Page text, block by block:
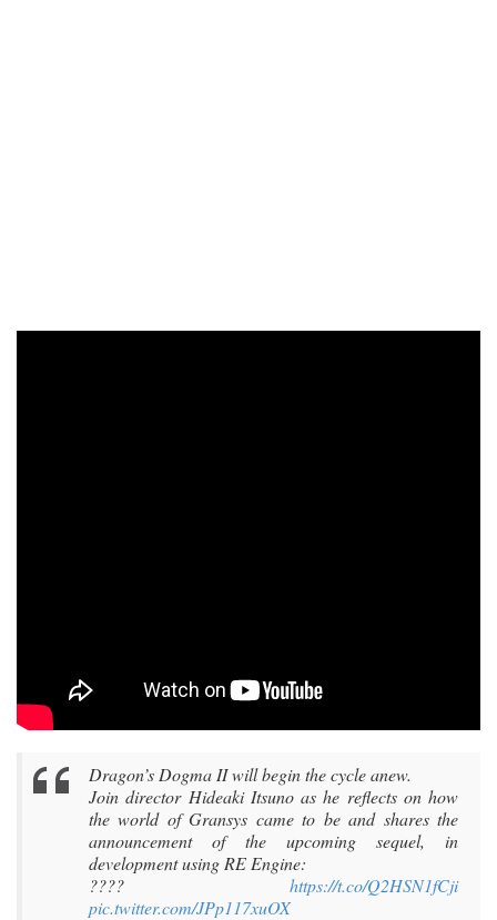
Dragon’s Dogma II will begin the cycle anew.
Join director Hideaki Itsuno as he reflects on how
the world of Gransys came to be and shares the
announcement of the upcoming sequel, in
development using RE Engine:
???? https://t.co/Q2HSN1fCji
pic.twitter.com/JPp117xuOX